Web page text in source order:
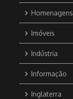
Homenagens
Imóveis
Indústria
Informação
Inglaterra